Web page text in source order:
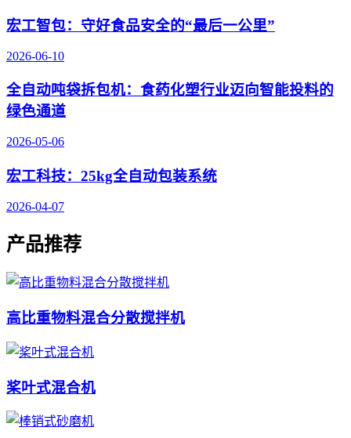
宏工智包：守好食品安全的“最后一公里”
2026-06-10
全自动吨袋拆包机：食药化塑行业迈向智能投料的
绿色通道
2026-05-06
宏工科技：25kg全自动包装系统
2026-04-07
产品推荐
高比重物料混合分散搅拌机
桨叶式混合机